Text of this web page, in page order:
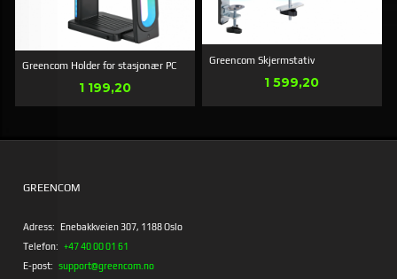
Greencom Holder for stasjonær PC
Pris
1 199,20
Greencom Skjermstativ
Pris
1 599,20
GREENCOM
Adress: Enebakkveien 307, 1188 Oslo
Telefon: +47 40 00 01 61
E-post: support@greencom.no